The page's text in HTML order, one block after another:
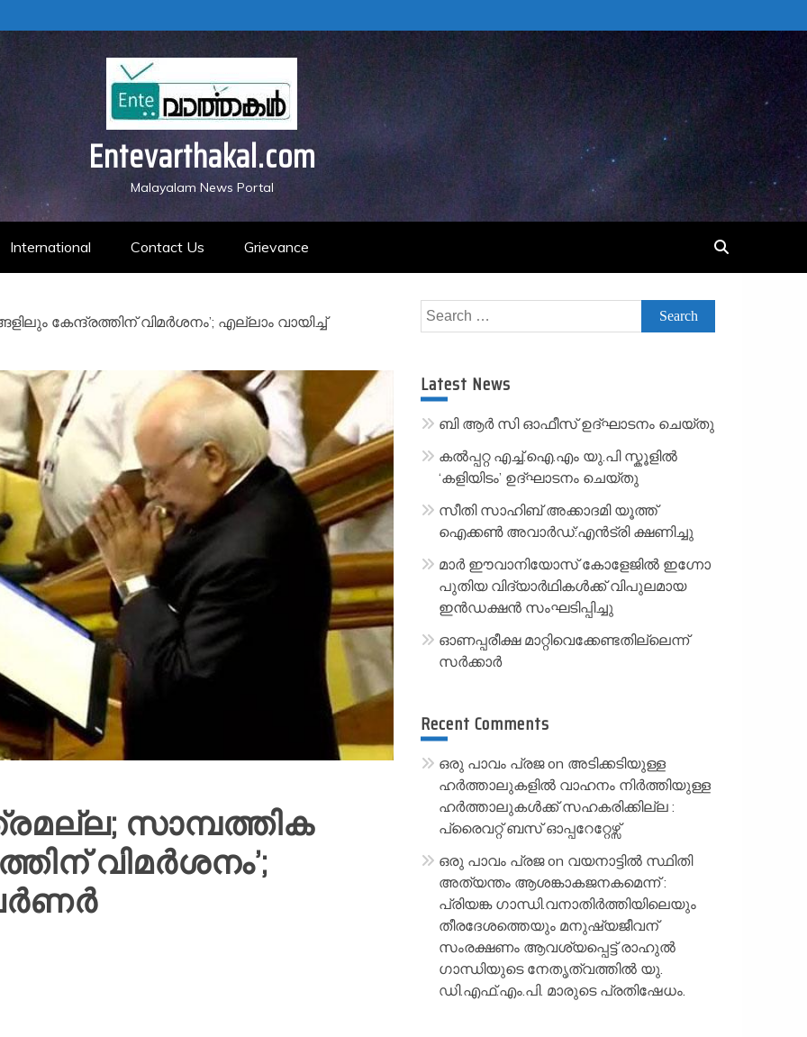
Entevarthakal.com
Malayalam News Portal
International Contact Us Grievance
കേന്ദ്രത്തിന് വിമര്‍ശനം’; എല്ലാം വായിച്ച്
സാമ്പത്തിക
വിമര്‍ശനം’;
Search
for:
Latest News
ബി ആർ സി ഓഫീസ് ഉദ്ഘാടനം ചെയ്തു
കൽപ്പറ്റ എച്ച്.ഐ.എം യു.പി സ്കൂ‌ളിൽ
‘കളിയിടം’ ഉദ്ഘാടനം ചെയ്തു
സീതി സാഹിബ് അക്കാദമി യൂത്ത്
ഐക്കൺ അവാർഡ്:എൻട്രി ക്ഷണിച്ചു
മാർ ഈവാനിയോസ് കോളേജിൽ ഇഗ്നോ
പുതിയ വിദ്യാർഥികൾക്ക് വിപുലമായ
ഇൻഡക്ഷൻ സംഘടിപ്പിച്ചു
ഓണപ്പരീക്ഷ മാറ്റിവെക്കേണ്ടതില്ലെന്ന്
സർക്കാർ
Recent Comments
ഒരു പാവം പ്രജon അടിക്കടിയുള്ള
ഹർത്താലുകളിൽ വാഹനം നിർത്തിയുള്ള
ഹർത്താലുകൾക്ക് സഹകരിക്കില്ല :
പ്രൈവറ്റ് ബസ് ഓപ്പറേറ്റേഴ്സ്
ഒരു പാവം പ്രജon വയനാട്ടിൽ സ്ഥിതി
അത്യന്തം ആശങ്കാകജനകമെന്ന് :
പ്രിയങ്ക ഗാന്ധി.വനാതിർത്തിയിലെയും
തീരദേശത്തെയും മനുഷ്യജീവന്
സംരക്ഷണം ആവശ്യപ്പെട്ട് രാഹുൽ
ഗാന്ധിയുടെ നേതൃത്വത്തിൽ യു.
ഡി.എഫ്.എം.പി. മാരുടെ പ്രതിഷേധം.